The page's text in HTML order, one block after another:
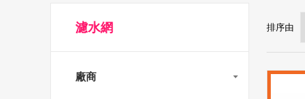
排序由
濾水網
廠商